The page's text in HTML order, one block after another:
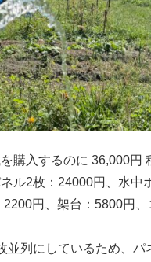
購入するのに 36,000円
ル2枚：24000円、水中
円、架台：5800円、
並列にしているため、パ